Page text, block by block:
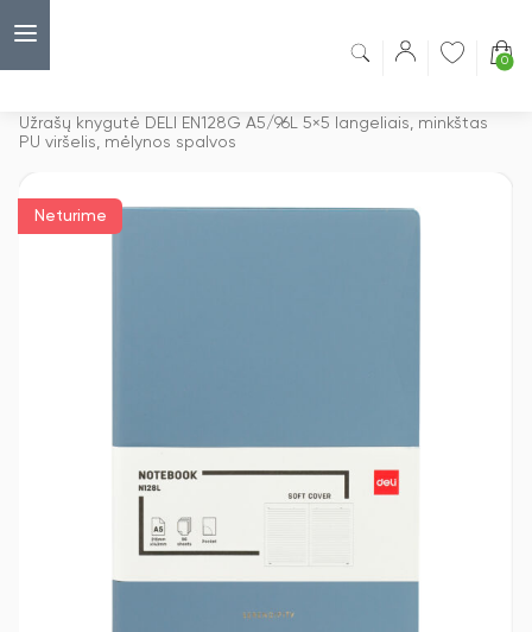
0
Užrašų knygutė DELI EN128G A5/96L 5×5 langeliais, minkštas
PU viršelis, mėlynos spalvos
Neturime